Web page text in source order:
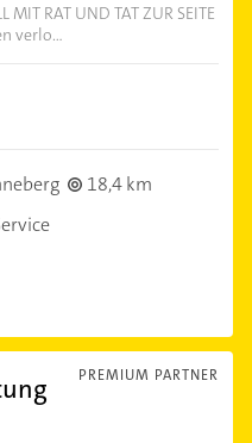
MIT RAT UND TAT ZUR SEITE
verlo...
18,4 km
PREMIUM PARTNER